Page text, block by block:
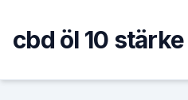
content
cbd öl 10 stärke